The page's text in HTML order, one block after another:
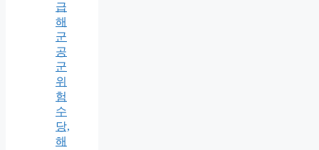
급
해
군
공
군
위
험
수
당,
해